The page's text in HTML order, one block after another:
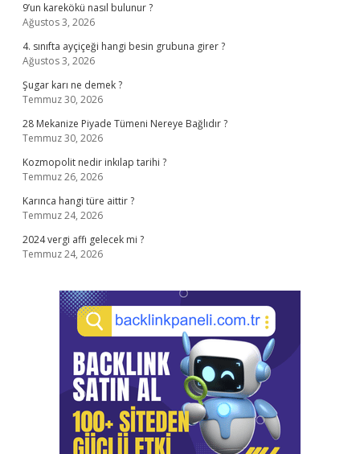
9’un karekökü nasıl bulunur ?
Ağustos 3, 2026
4. sınıfta ayçiçeği hangi besin grubuna girer ?
Ağustos 3, 2026
Şugar karı ne demek ?
Temmuz 30, 2026
28 Mekanize Piyade Tümeni Nereye Bağlıdır ?
Temmuz 30, 2026
Kozmopolit nedir inkılap tarihi ?
Temmuz 26, 2026
Karınca hangi türe aittir ?
Temmuz 24, 2026
2024 vergi affı gelecek mi ?
Temmuz 24, 2026